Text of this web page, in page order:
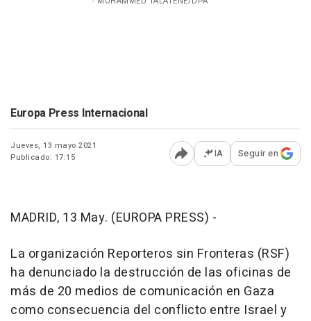
Europa Press Internacional
Jueves, 13 mayo 2021
Publicado: 17:15
Abrir opciones para
IA Seguir en
MADRID, 13 May. (EUROPA PRESS) -
La organización Reporteros sin Fronteras (RSF)
ha denunciado la destrucción de las oficinas de
más de 20 medios de comunicación en Gaza
como consecuencia del conflicto entre Israel y